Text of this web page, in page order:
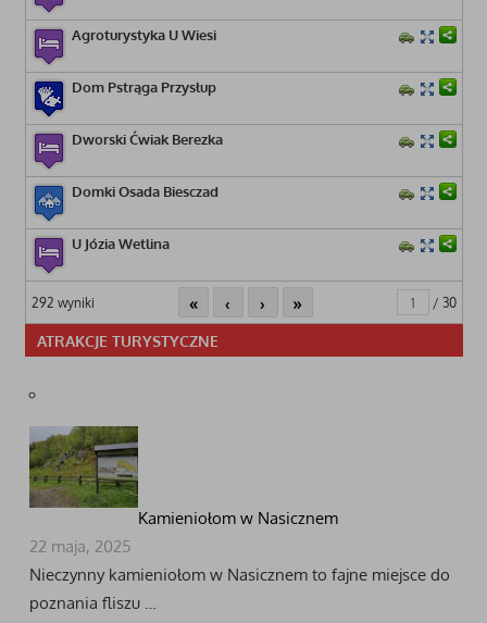
Agroturystyka U Wiesi
Dom Pstrąga Przysłup
Dworski Ćwiak Berezka
Domki Osada Biesczad
U Józia Wetlina
292 wyniki « ‹ › » / 30
ATRAKCJE TURYSTYCZNE
Kamieniołom w Nasicznem
22 maja, 2025
Nieczynny kamieniołom w Nasicznem to fajne miejsce do
poznania fliszu …